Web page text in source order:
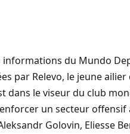
informations du Mundo
par Relevo, le jeune ailier
dans le viseur du club
un secteur offensif
Golovin, Eliesse